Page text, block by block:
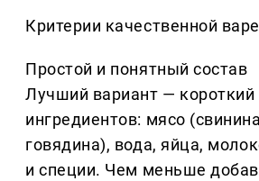
Критерии качественной
Простой и понятный состав
Лучший вариант — короткий
ингредиентов: мясо
говядина), вода, яйца,
и специи. Чем меньше